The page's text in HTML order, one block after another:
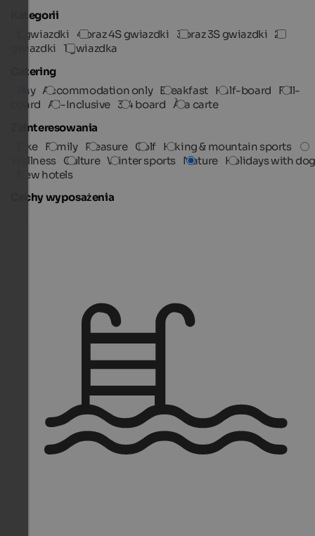
Kategorii
5 gwiazdki 4 oraz 4S gwiazdki 3 oraz 3S gwiazdki 2
gwiazdki 1 gwiazdka
Catering
Any Accommodation only Breakfast Half-board
Full-
board All-Inclusive 3/4 board À la carte
Zainteresowania
Bike Family Pleasure Golf Hiking & mountain sports
Wellness Culture Winter sports Nature Holidays with
New hotels
Cechy wyposażenia